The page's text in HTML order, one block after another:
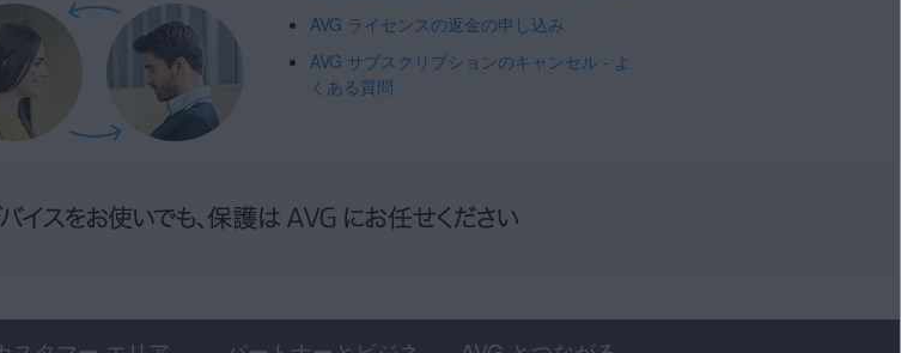
AVG ライセンスの返金の申し込み
AVG サブスクリプションのキャンセル - よ
くある質問